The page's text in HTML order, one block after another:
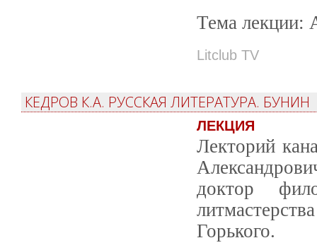
Тема лекции:
Litclub TV
КЕДРОВ К.А. РУССКАЯ ЛИТЕРАТУРА. БУНИН
ЛЕКЦИЯ
Лекторий
доктор
Горького.